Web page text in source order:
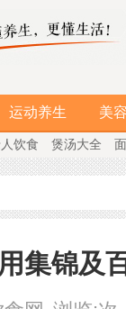
运动养生 美
饮食 煲汤大全
集锦及